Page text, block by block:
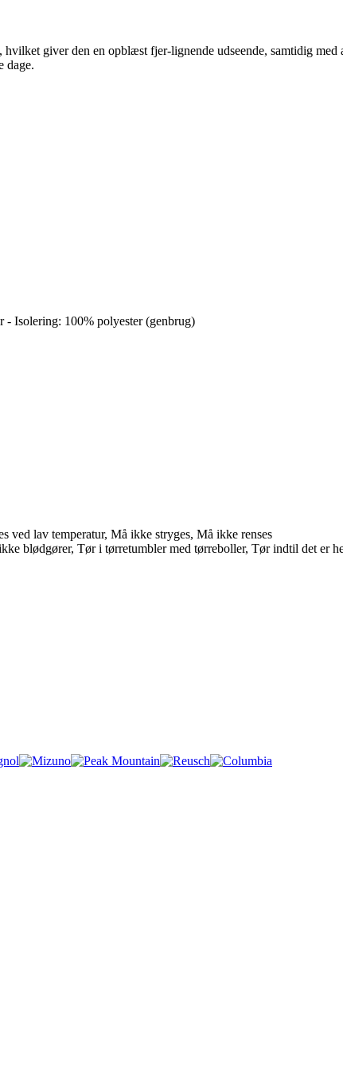
giver den en opblæst fjer-lignende udseende, samtidig
dage.
- Isolering: 100% polyester (genbrug)
ved lav temperatur, Må ikke stryges, Må ikke renses
blødgører, Tør i tørretumbler med tørreboller, Tør indtil det er